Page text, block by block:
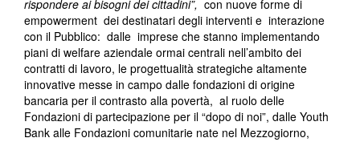
rispondere ai bisogni dei cittadini”, con nuove forme di
empowerment dei destinatari degli interventi e interazione
con il Pubblico: dalle imprese che stanno implementando
piani di welfare aziendale ormai centrali nell’ambito dei
contratti di lavoro, le progettualità strategiche altamente
innovative messe in campo dalle fondazioni di origine
bancaria per il contrasto alla povertà, al ruolo delle
Fondazioni di partecipazione per il “dopo di noi”, dalle Youth
Bank alle Fondazioni comunitarie nate nel Mezzogiorno,